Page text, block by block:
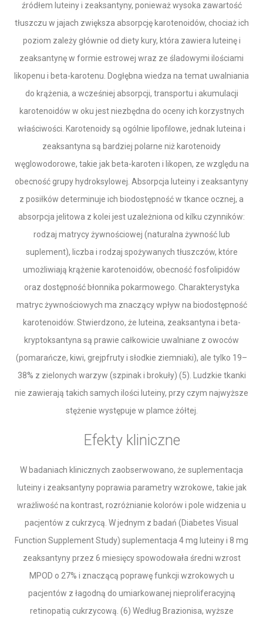
źródłem luteiny i zeaksantyny, ponieważ wysoka zawartość
tłuszczu w jajach zwiększa absorpcję karotenoidów, chociaż ich
poziom zależy głównie od diety kury, która zawiera luteinę i
zeaksantynę w formie estrowej wraz ze śladowymi ilościami
likopenu i beta-karotenu. Dogłębna wiedza na temat uwalniania
do krążenia, a wcześniej absorpcji, transportu i akumulacji
karotenoidów w oku jest niezbędna do oceny ich korzystnych
właściwości. Karotenoidy są ogólnie lipofilowe, jednak luteina i
zeaksantyna są bardziej polarne niż karotenoidy
węglowodorowe, takie jak beta-karoten i likopen, ze względu na
obecność grupy hydroksylowej. Absorpcja luteiny i zeaksantyny
z posiłków determinuje ich biodostępność w tkance ocznej, a
absorpcja jelitowa z kolei jest uzależniona od kilku czynników:
rodzaj matrycy żywnościowej (naturalna żywność lub
suplement), liczba i rodzaj spożywanych tłuszczów, które
umożliwiają krążenie karotenoidów, obecność fosfolipidów
oraz dostępność błonnika pokarmowego. Charakterystyka
matryc żywnościowych ma znaczący wpływ na biodostępność
karotenoidów. Stwierdzono, że luteina, zeaksantyna i beta-
kryptoksantyna są prawie całkowicie uwalniane z owoców
(pomarańcze, kiwi, grejpfruty i słodkie ziemniaki), ale tylko 19–
38% z zielonych warzyw (szpinak i brokuły) (5). Ludzkie tkanki
nie zawierają takich samych ilości luteiny, przy czym najwyższe
stężenie występuje w plamce żółtej.
Efekty kliniczne
W badaniach klinicznych zaobserwowano, że suplementacja
luteiny i zeaksantyny poprawia parametry wzrokowe, takie jak
wrażliwość na kontrast, rozróżnianie kolorów i pole widzenia u
pacjentów z cukrzycą. W jednym z badań (Diabetes Visual
Function Supplement Study) suplementacja 4 mg luteiny i 8 mg
zeaksantyny przez 6 miesięcy spowodowała średni wzrost
MPOD o 27% i znaczącą poprawę funkcji wzrokowych u
pacjentów z łagodną do umiarkowanej nieproliferacyjną
retinopatią cukrzycową. (6) Według Brazionisa, wyższe